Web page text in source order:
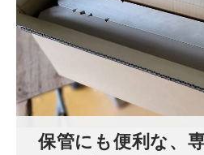
保管にも便利な、